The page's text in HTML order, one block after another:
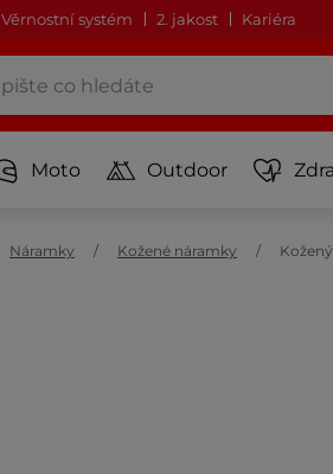
Věrnostní systém 2. jakost Kariéra
Moto Outdoor
Náramky Kožené náramky